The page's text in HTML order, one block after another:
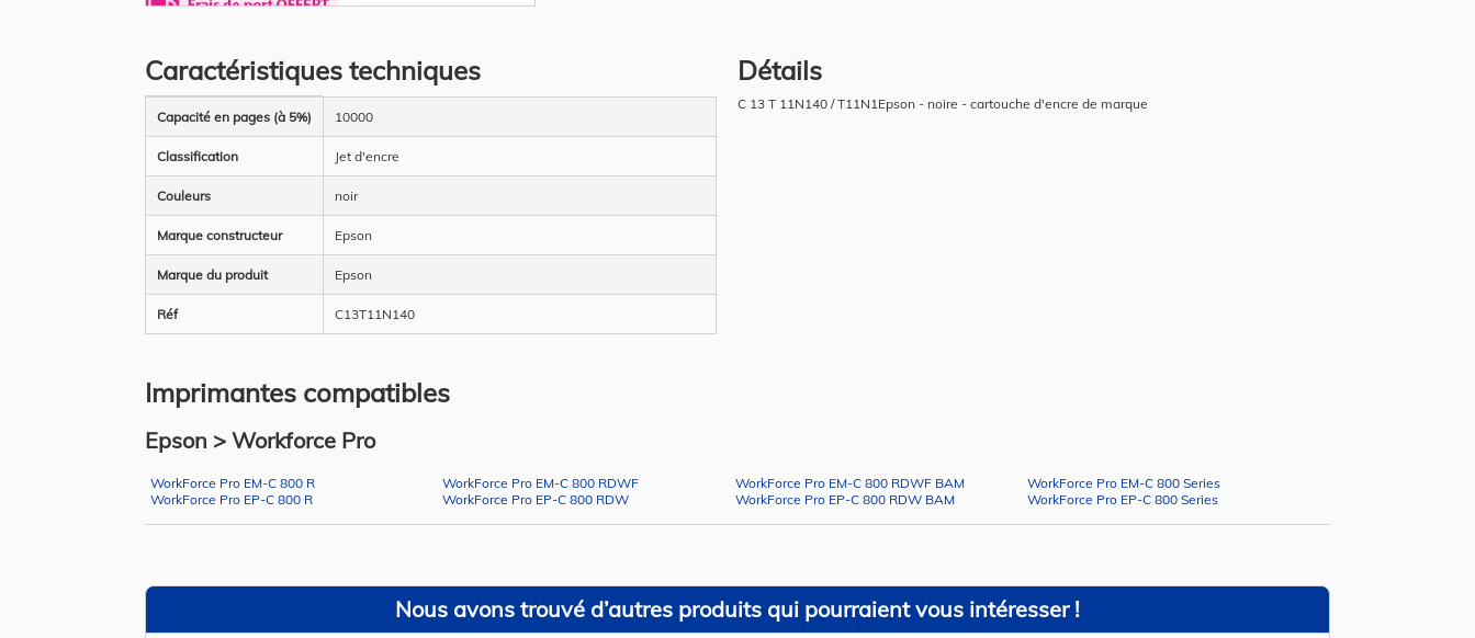
beginning
of
the
images
gallery
Caractéristiques techniques
d’information
Capacité en pages (à 5%) 10000
Classification Jet d'encre
Couleurs noir
Marque constructeur Epson
Marque du produit Epson
Réf C13T11N140
Détails
C 13 T 11N140 / T11N1Epson - noire - cartouche d'encre de marque
Imprimantes compatibles
Epson > Workforce Pro
WorkForce Pro EM-C 800 R WorkForce Pro EM-C 800 RDWF WorkForce Pro EM-C 800 RDWF BAM
WorkForce Pro EM-C 800 Series
WorkForce Pro EP-C 800 R
WorkForce Pro EP-C 800 RDW WorkForce Pro EP-C 800 RDW BAM WorkForce Pro EP-C 800 Series
Nous avons trouvé d’autres produits qui pourraient vous intéresser !